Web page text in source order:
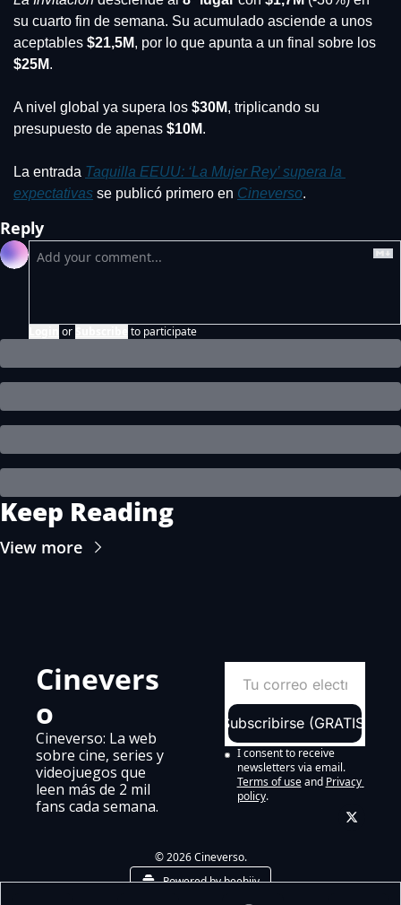
su cuarto fin de semana. Su acumulado asciende a unos
aceptables $21,5M, por lo que apunta a un final sobre los
$25M.
A nivel global ya supera los $30M, triplicando su
presupuesto de apenas $10M.
La entrada Taquilla EEUU: ‘La Mujer Rey’ supera la
expectativas se publicó primero en Cineverso.
Reply
or to participate
Keep Reading
View more
Cinevers
o
Cineverso: La web
sobre cine, series y
videojuegos que
leen más de 2 mil
fans cada semana.
Subscribirse (GRATIS)
I consent to receive
newsletters via email.
Terms of use and Privacy
policy.
© 2026 Cineverso.
Powered by beehiiv